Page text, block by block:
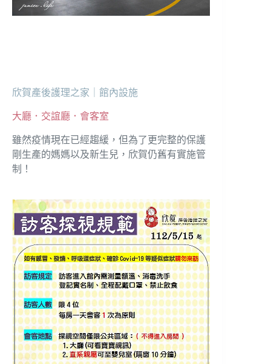
欣賀產後護理之家｜館內設施
大廳．交誼廳．會客室
雖然疫情現在已經趨緩，但為了更完整的保護
剛生產的媽媽以及新生兒，欣賀仍舊有實施管
制！